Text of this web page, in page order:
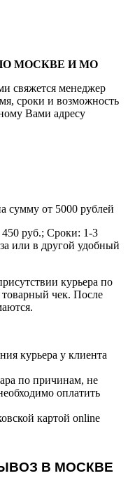
МОСКВЕ И МО
свяжется менеджер
сроки и возможность
Вами адресу
сумму от 5000 рублей
450 руб.; Сроки: 1-3
или в другой удобный
курьера по
товарный чек. После
курьера у клиента
по причинам, не
оплатить
картой online
В МОСКВЕ